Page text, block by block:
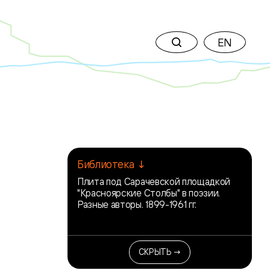
EN
Библиотека ↓
Плита под Сарачевской площадкой
"Красноярские Столбы" в поэзии.
Разные авторы. 1899-1961 гг.
СКРЫТЬ →